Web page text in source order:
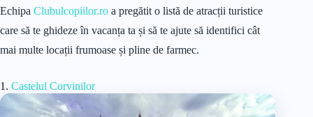
Echipa Clubulcopiilor.ro a pregătit o listă de atracții turistice
care să te ghideze în vacanța ta și să te ajute să identifici cât
mai multe locații frumoase și pline de farmec.
1. Castelul Corvinilor